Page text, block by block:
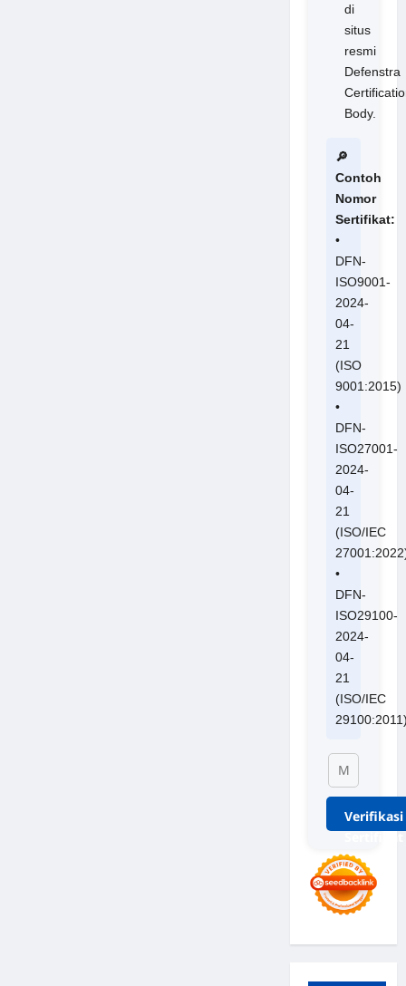
di
situs
resmi
Defenstra
Body.
🔎
Contoh
Nomor
Sertifikat:
•
DFN-
ISO9001-
2024-
04-
21
(ISO
9001:2015)
•
DFN-
ISO27001-
2024-
04-
21
(ISO/IEC
•
DFN-
ISO29100-
2024-
04-
21
(ISO/IEC
Verifikasi
Sertifikat